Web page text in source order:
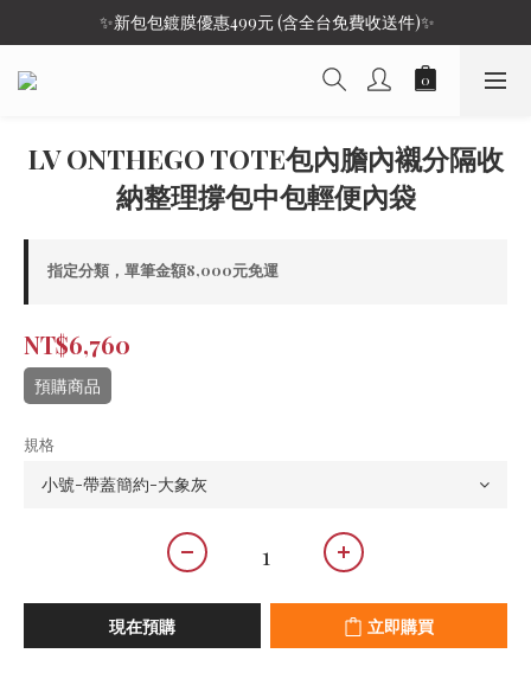
✨新包包鍍膜優惠499元 (含全台免費收送件)✨
LV ONTHEGO TOTE包內膽內襯分隔收
納整理撐包中包輕便內袋
指定分類，單筆金額8,000元免運
NT$6,760
預購商品
規格
現在預購 立即購買